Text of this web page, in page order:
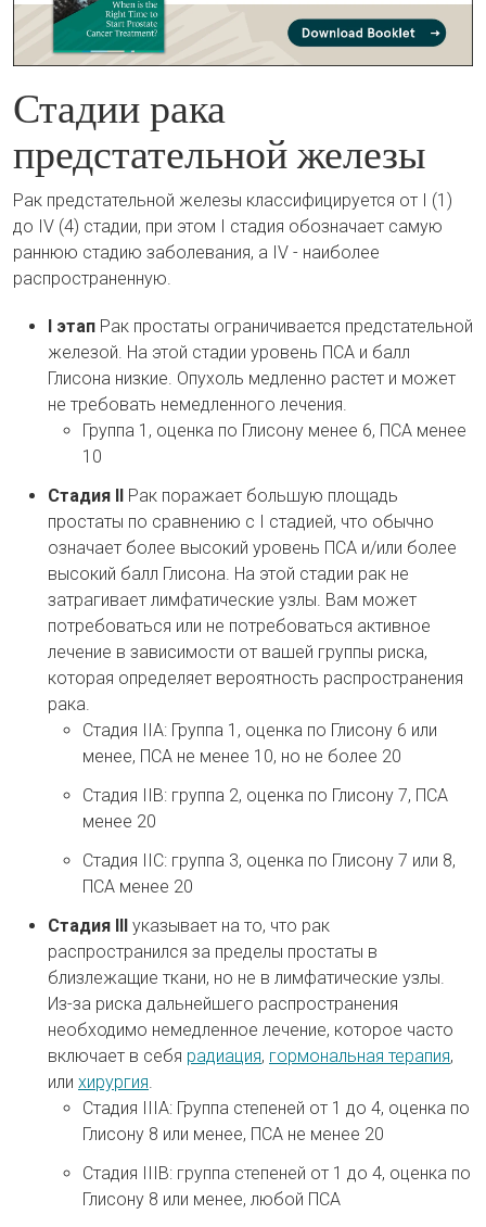
Стадии рака
предстательной железы
Рак предстательной железы классифицируется от I (1)
до IV (4) стадии, при этом I стадия обозначает самую
раннюю стадию заболевания, а IV - наиболее
распространенную.
I этап Рак простаты ограничивается предстательной
железой. На этой стадии уровень ПСА и балл
Глисона низкие. Опухоль медленно растет и может
не требовать немедленного лечения.
Группа 1, оценка по Глисону менее 6, ПСА менее
10
Стадия II Рак поражает большую площадь
простаты по сравнению с I стадией, что обычно
означает более высокий уровень ПСА и/или более
высокий балл Глисона. На этой стадии рак не
затрагивает лимфатические узлы. Вам может
потребоваться или не потребоваться активное
лечение в зависимости от вашей группы риска,
которая определяет вероятность распространения
рака.
Стадия IIA: Группа 1, оценка по Глисону 6 или
менее, ПСА не менее 10, но не более 20
Стадия IIB: группа 2, оценка по Глисону 7, ПСА
менее 20
Стадия IIC: группа 3, оценка по Глисону 7 или 8,
ПСА менее 20
Стадия III указывает на то, что рак
распространился за пределы простаты в
близлежащие ткани, но не в лимфатические узлы.
Из-за риска дальнейшего распространения
необходимо немедленное лечение, которое часто
включает в себя радиация, гормональная терапия,
или хирургия.
Стадия IIIA: Группа степеней от 1 до 4, оценка по
Глисону 8 или менее, ПСА не менее 20
Стадия IIIB: группа степеней от 1 до 4, оценка по
Глисону 8 или менее, любой ПСА